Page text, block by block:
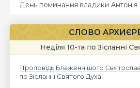
День поминання владики Антонія
СЛОВО
Неділя 10-та по Зісланні
Проповідь Блаженнішого
по Зісланні Святого Духа